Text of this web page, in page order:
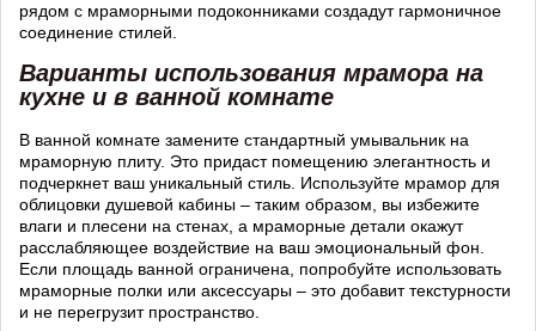
рядом с мраморными подоконниками создадут гармоничное
соединение стилей.
Варианты использования мрамора на
кухне и в ванной комнате
В ванной комнате замените стандартный умывальник на
мраморную плиту. Это придаст помещению элегантность и
подчеркнет ваш уникальный стиль. Используйте мрамор для
облицовки душевой кабины – таким образом, вы избежите
влаги и плесени на стенах, а мраморные детали окажут
расслабляющее воздействие на ваш эмоциональный фон.
Если площадь ванной ограничена, попробуйте использовать
мраморные полки или аксессуары – это добавит текстурности
и не перегрузит пространство.